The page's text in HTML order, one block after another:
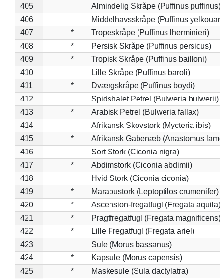
405
Almindelig Skråpe (Puffinus puffinus)
406
Middelhavsskråpe (Puffinus
407
*
Tropeskråpe (Puffinus lherminieri)
408
*
Persisk Skråpe (Puffinus persicus)
409
*
Tropisk Skråpe (Puffinus bailloni)
410
Lille Skråpe (Puffinus baroli)
411
*
Dværgskråpe (Puffinus boydi)
412
Spidshalet Petrel (Bulweria bulwerii)
413
*
Arabisk Petrel (Bulweria fallax)
414
Afrikansk Skovstork (Mycteria ibis)
415
*
Afrikansk Gabenæb (Anastomus
416
Sort Stork (Ciconia nigra)
417
*
Abdimstork (Ciconia abdimii)
418
Hvid Stork (Ciconia ciconia)
419
*
Marabustork (Leptoptilos crumenifer)
420
*
Ascension-fregatfugl (Fregata aquila)
421
*
Pragtfregatfugl (Fregata magnificens)
422
*
Lille Fregatfugl (Fregata ariel)
423
Sule (Morus bassanus)
424
*
Kapsule (Morus capensis)
425
*
Maskesule (Sula dactylatra)